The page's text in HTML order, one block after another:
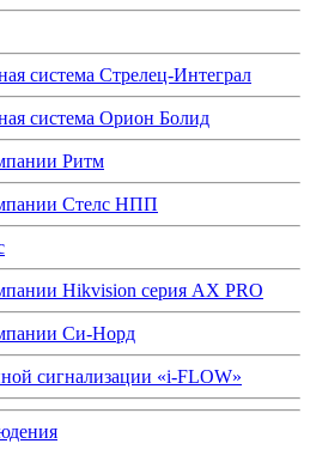
система Стрелец-Интеграл
система Орион Болид
Ритм
Стелс НПП
Hikvision серия AX PRO
Си-Норд
сигнализации «i-FLOW»